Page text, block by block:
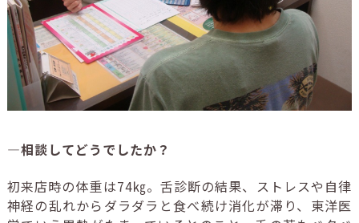
―相談してどうでしたか？
初来店時の体重は74㎏。舌診断の結果、ストレスや自律
神経の乱れからダラダラと食べ続け消化が滞り、東洋医